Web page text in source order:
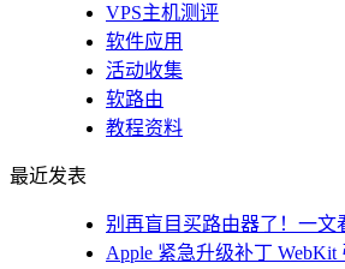
VPS主机测评
软件应用
活动收集
软路由
教程资料
最近发表
别再盲目买路由器了！一文
Apple 紧急升级补丁